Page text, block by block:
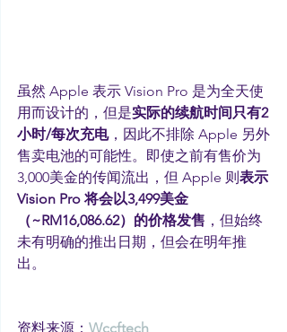
虽然 Apple 表示 Vision Pro 是为全天使
用而设计的，但是实际的续航时间只有2
小时/每次充电，因此不排除 Apple 另外
售卖电池的可能性。即使之前有售价为
3,000美金的传闻流出，但 Apple 则 表示
Vision Pro 将会以3,499美金
（~RM16,086.62）的价格发售 ，但始终
未有明确的推出日期，但会在明年推
出。
资料来源： Wccftech